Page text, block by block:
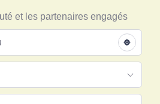
et les partenaires engagés